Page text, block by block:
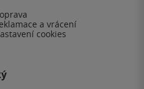
a vrácení
cookies